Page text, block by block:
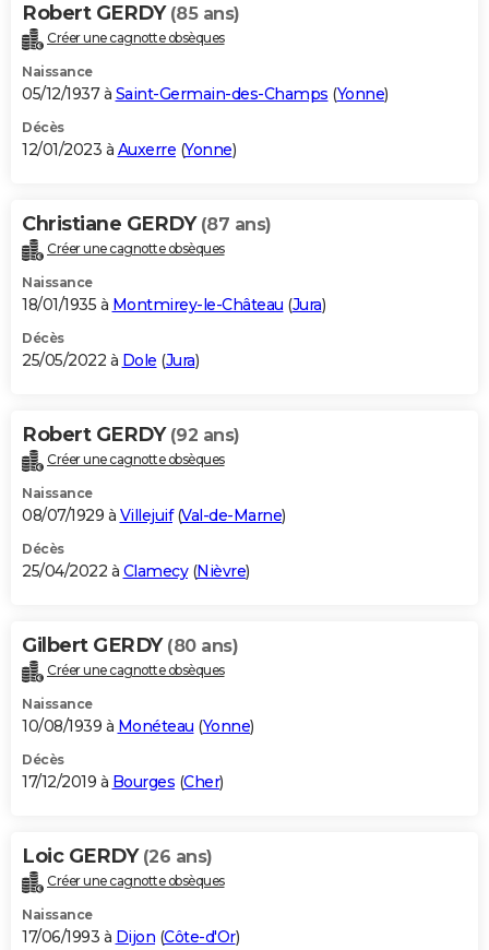
Robert GERDY (85 ans)
Créer une cagnotte obsèques
Naissance
05/12/1937 à Saint-Germain-des-Champs (Yonne)
Décès
12/01/2023 à Auxerre (Yonne)
Christiane GERDY (87 ans)
Créer une cagnotte obsèques
Naissance
18/01/1935 à Montmirey-le-Château (Jura)
Décès
25/05/2022 à Dole (Jura)
Robert GERDY (92 ans)
Créer une cagnotte obsèques
Naissance
08/07/1929 à Villejuif(Val-de-Marne)
Décès
25/04/2022 à Clamecy(Nièvre)
Gilbert GERDY (80 ans)
Créer une cagnotte obsèques
Naissance
10/08/1939 à Monéteau (Yonne)
Décès
17/12/2019 à Bourges (Cher)
Loic GERDY (26 ans)
Créer une cagnotte obsèques
Naissance
17/06/1993 à Dijon (Côte-d'Or)